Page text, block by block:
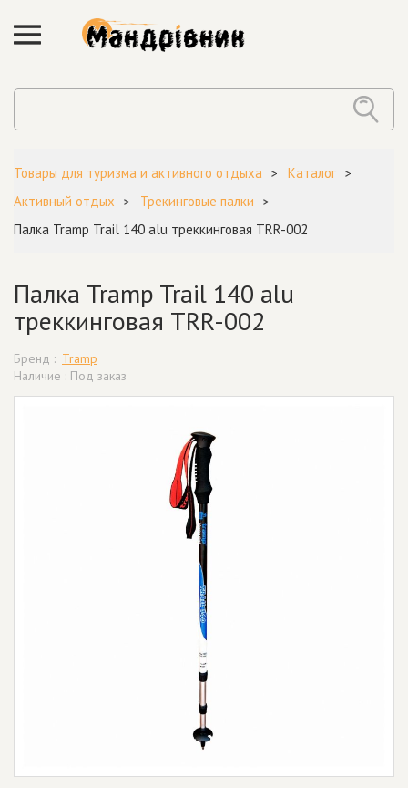
Товары для туризма и активного отдыха
Каталог
Активный отдых
Трекинговые палки
Палка Tramp Trail 140 alu треккинговая TRR-002
Палка Tramp Trail 140 alu
треккинговая TRR-002
Бренд : Tramp
Наличие : Под заказ